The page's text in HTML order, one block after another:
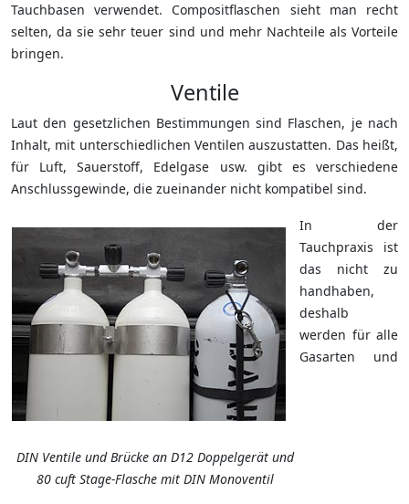
Tauchbasen verwendet. Compositflaschen sieht man recht
selten, da sie sehr teuer sind und mehr Nachteile als Vorteile
bringen.
Ventile
Laut den gesetzlichen Bestimmungen sind Flaschen, je nach
Inhalt, mit unterschiedlichen Ventilen auszustatten. Das heißt,
für Luft, Sauerstoff, Edelgase usw. gibt es verschiedene
Anschlussgewinde, die zueinander nicht kompatibel sind.
DIN Ventile und Brücke an D12 Doppelgerät und
80 cuft Stage-Flasche mit DIN Monoventil
In der
Tauchpraxis ist
das nicht zu
handhaben,
deshalb
werden für alle
Gasarten und